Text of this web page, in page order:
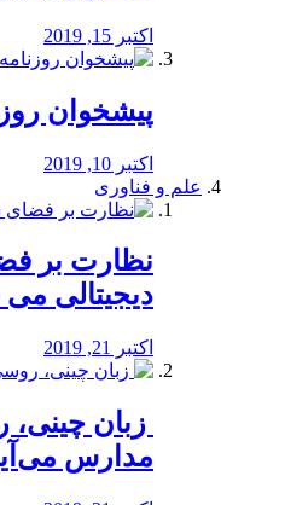
اکتبر 15, 2019
پیشخوان
اکتبر 10, 2019
علم و فناوری
نظارت بر
دیجیتالی
اکتبر 21, 2019
زبان
مدارس